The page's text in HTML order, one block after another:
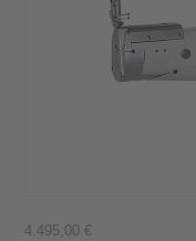
4.495,00 €